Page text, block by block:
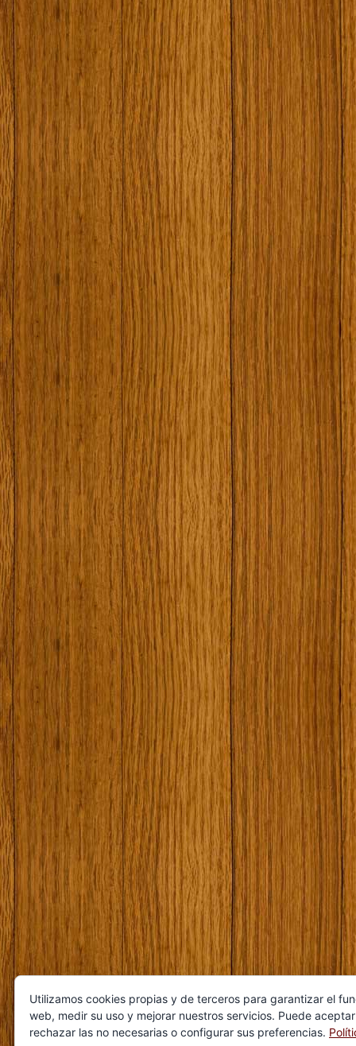
Utilizamos cookies propias y de terceros para garantizar el
web, medir su uso y mejorar nuestros servicios. Puede
rechazar las no necesarias o configurar sus preferencias.